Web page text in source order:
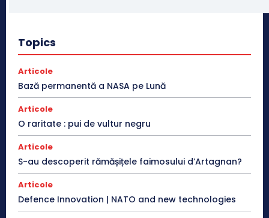
Topics
Articole
Bază permanentă a NASA pe Lună
Articole
O raritate : pui de vultur negru
Articole
S-au descoperit rămășițele faimosului d’Artagnan?
Articole
Defence Innovation | NATO and new technologies